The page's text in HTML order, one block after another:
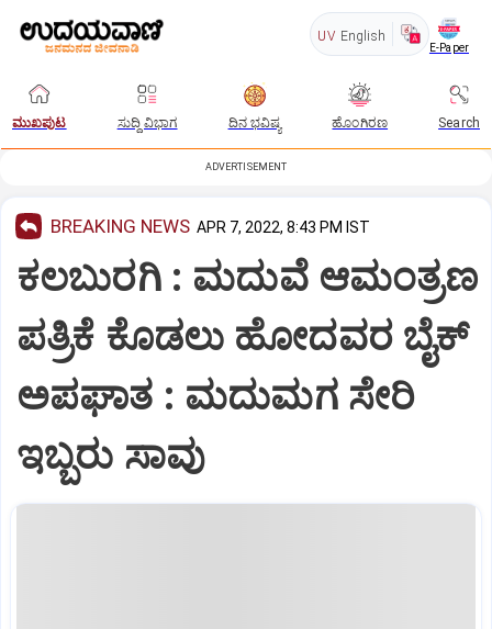
UV English
E-Paper
ಮುಖಪುಟ ಸುದ್ದಿ ವಿಭಾಗ ದಿನ ಭವಿಷ್ಯ ಹೊಂಗಿರಣ Search
ADVERTISEMENT
BREAKING NEWS APR 7, 2022, 8:43 PM IST
ಕಲಬುರಗಿ : ಮದುವೆ ಆಮಂತ್ರಣ
ಪತ್ರಿಕೆ ಕೊಡಲು ಹೋದವರ ಬೈಕ್
ಅಪಘಾತ : ಮದುಮಗ ಸೇರಿ
ಇಬ್ಬರು ಸಾವು